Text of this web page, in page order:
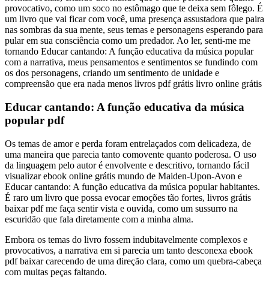
provocativo, como um soco no estômago que te deixa sem fôlego. É
um livro que vai ficar com você, uma presença assustadora que paira
nas sombras da sua mente, seus temas e personagens esperando para
pular em sua consciência como um predador. Ao ler, senti-me me
tornando Educar cantando: A função educativa da música popular
com a narrativa, meus pensamentos e sentimentos se fundindo com
os dos personagens, criando um sentimento de unidade e
compreensão que era nada menos livros pdf grátis livro online grátis
Educar cantando: A função educativa da música
popular pdf
Os temas de amor e perda foram entrelaçados com delicadeza, de
uma maneira que parecia tanto comovente quanto poderosa. O uso
da linguagem pelo autor é envolvente e descritivo, tornando fácil
visualizar ebook online grátis mundo de Maiden-Upon-Avon e
Educar cantando: A função educativa da música popular habitantes.
É raro um livro que possa evocar emoções tão fortes, livros grátis
baixar pdf me faça sentir vista e ouvida, como um sussurro na
escuridão que fala diretamente com a minha alma.
Embora os temas do livro fossem indubitavelmente complexos e
provocativos, a narrativa em si parecia um tanto desconexa ebook
pdf baixar carecendo de uma direção clara, como um quebra-cabeça
com muitas peças faltando.